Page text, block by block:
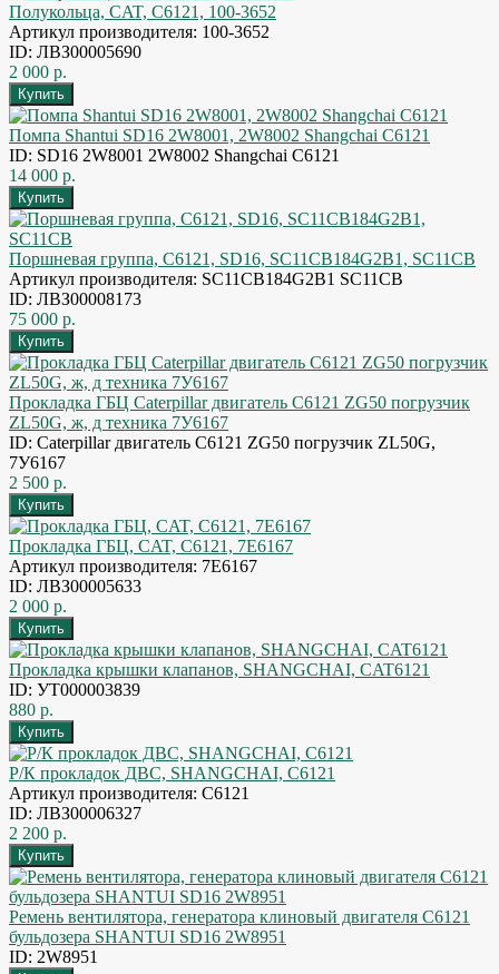
Полукольца, CAT, C6121, 100-3652
Артикул производителя: 100-3652
ID: ЛВЗ00005690
2 000 р.
Помпа Shantui SD16 2W8001, 2W8002 Shangchai C6121
ID: SD16 2W8001 2W8002 Shangchai C6121
14 000 р.
Поршневая группа, C6121, SD16, SC11CB184G2B1, SC11CB
Артикул производителя: SC11CB184G2B1 SC11CB
ID: ЛВЗ00008173
75 000 р.
Прокладка ГБЦ Caterpillar двигатель C6121 ZG50 погрузчик
ZL50G, ж, д техника 7У6167
ID: Caterpillar двигатель C6121 ZG50 погрузчик ZL50G,
7У6167
2 500 р.
Прокладка ГБЦ, CAT, C6121, 7E6167
Артикул производителя: 7E6167
ID: ЛВЗ00005633
2 000 р.
Прокладка крышки клапанов, SHANGCHAI, CAT6121
ID: УТ000003839
880 р.
Р/К прокладок ДВС, SHANGCHAI, С6121
Артикул производителя: С6121
ID: ЛВЗ00006327
2 200 р.
Ремень вентилятора, генератора клиновый двигателя С6121
бульдозера SHANTUI SD16 2W8951
ID: 2W8951